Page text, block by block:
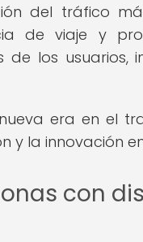
del tráfico
de viaje y
los usuarios,
era en el
la innovación
con